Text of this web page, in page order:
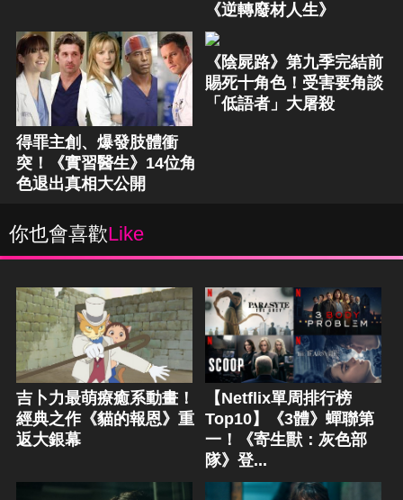
《逆轉廢材人生》
得罪主創、爆發肢體衝
突！《實習醫生》14位角
色退出真相大公開
《陰屍路》第九季完結前
賜死十角色！受害要角談
「低語者」大屠殺
你也會喜歡Like
吉卜力最萌療癒系動畫！
經典之作《貓的報恩》重
返大銀幕
【Netflix單周排行榜
Top10】《3體》蟬聯第
一！《寄生獸：灰色部
隊》登...